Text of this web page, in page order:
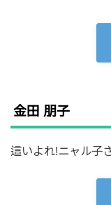
金田 朋子
這いよれ!ニャル子